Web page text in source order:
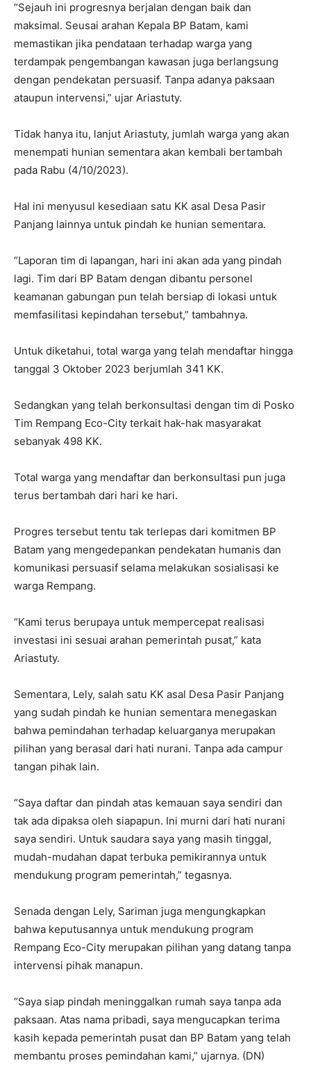
“Sejauh ini progresnya berjalan dengan baik dan
maksimal. Seusai arahan Kepala BP Batam, kami
memastikan jika pendataan terhadap warga yang
terdampak pengembangan kawasan juga berlangsung
dengan pendekatan persuasif. Tanpa adanya paksaan
ataupun intervensi,” ujar Ariastuty.
Tidak hanya itu, lanjut Ariastuty, jumlah warga yang akan
menempati hunian sementara akan kembali bertambah
pada Rabu (4/10/2023).
Hal ini menyusul kesediaan satu KK asal Desa Pasir
Panjang lainnya untuk pindah ke hunian sementara.
“Laporan tim di lapangan, hari ini akan ada yang pindah
lagi. Tim dari BP Batam dengan dibantu personel
keamanan gabungan pun telah bersiap di lokasi untuk
memfasilitasi kepindahan tersebut,” tambahnya.
Untuk diketahui, total warga yang telah mendaftar hingga
tanggal 3 Oktober 2023 berjumlah 341 KK.
Sedangkan yang telah berkonsultasi dengan tim di Posko
Tim Rempang Eco-City terkait hak-hak masyarakat
sebanyak 498 KK.
Total warga yang mendaftar dan berkonsultasi pun juga
terus bertambah dari hari ke hari.
Progres tersebut tentu tak terlepas dari komitmen BP
Batam yang mengedepankan pendekatan humanis dan
komunikasi persuasif selama melakukan sosialisasi ke
warga Rempang.
“Kami terus berupaya untuk mempercepat realisasi
investasi ini sesuai arahan pemerintah pusat,” kata
Ariastuty.
Sementara, Lely, salah satu KK asal Desa Pasir Panjang
yang sudah pindah ke hunian sementara menegaskan
bahwa pemindahan terhadap keluarganya merupakan
pilihan yang berasal dari hati nurani. Tanpa ada campur
tangan pihak lain.
“Saya daftar dan pindah atas kemauan saya sendiri dan
tak ada dipaksa oleh siapapun. Ini murni dari hati nurani
saya sendiri. Untuk saudara saya yang masih tinggal,
mudah-mudahan dapat terbuka pemikirannya untuk
mendukung program pemerintah,” tegasnya.
Senada dengan Lely, Sariman juga mengungkapkan
bahwa keputusannya untuk mendukung program
Rempang Eco-City merupakan pilihan yang datang tanpa
intervensi pihak manapun.
“Saya siap pindah meninggalkan rumah saya tanpa ada
paksaan. Atas nama pribadi, saya mengucapkan terima
kasih kepada pemerintah pusat dan BP Batam yang telah
membantu proses pemindahan kami,” ujarnya. (DN)